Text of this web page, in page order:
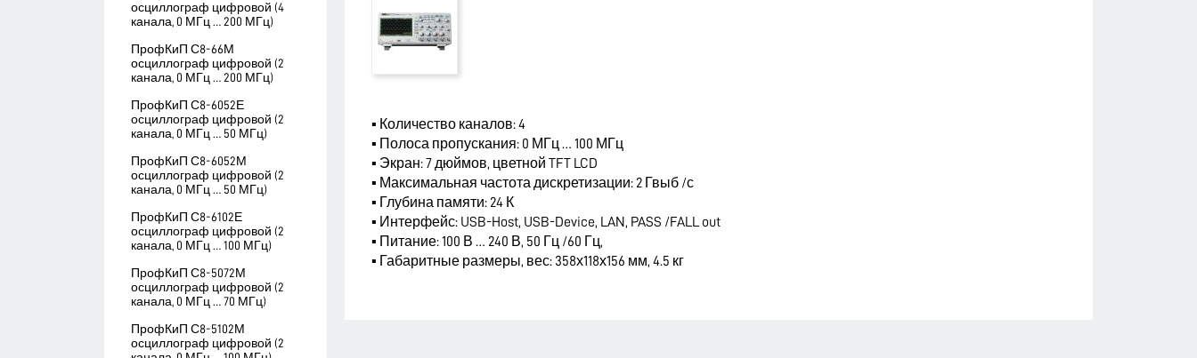
осциллограф цифровой (4
канала, 0 МГц … 200 МГц)
ПрофКиП С8-66М
осциллограф цифровой (2
канала, 0 МГц … 200 МГц)
ПрофКиП С8-6052Е
осциллограф цифровой (2
канала, 0 МГц … 50 МГц)
ПрофКиП С8-6052М
осциллограф цифровой (2
канала, 0 МГц … 50 МГц)
ПрофКиП С8-6102Е
осциллограф цифровой (2
канала, 0 МГц … 100 МГц)
ПрофКиП С8-5072М
осциллограф цифровой (2
канала, 0 МГц … 70 МГц)
ПрофКиП С8-5102М
осциллограф цифровой (2
▪ Количество каналов: 4
▪ Полоса пропускания: 0 МГц … 100 МГц
▪ Экран: 7 дюймов, цветной TFT LCD
▪ Максимальная частота дискретизации: 2 Гвыб /с
▪ Глубина памяти: 24 К
▪ Интерфейс: USB-Host, USB-Device, LAN, PASS /FALL out
▪ Питание: 100 В … 240 В, 50 Гц /60 Гц,
▪ Габаритные размеры, вес: 358х118х156 мм, 4.5 кг